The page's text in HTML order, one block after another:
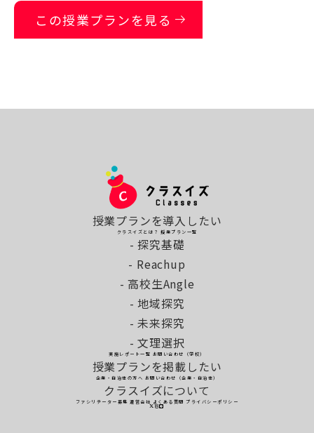
この授業プランを見る arrow_right_alt
授業プランを導入したい
クラスイズとは？ 授業プラン一覧
- 探究基礎
- Reachup
- 高校生Angle
- 地域探究
- 未来探究
- 文理選択
実施レポート一覧 お問い合わせ（学校）
授業プランを掲載したい
企業・自治体の方へ お問い合わせ（企業・自治体）
クラスイズについて
ファシリテーター募集運営会社 よくある質問プライバシーポリシー